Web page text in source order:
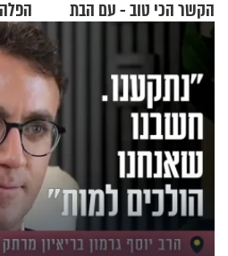
הקשר הכי טוב - עם הבת
החרדית"